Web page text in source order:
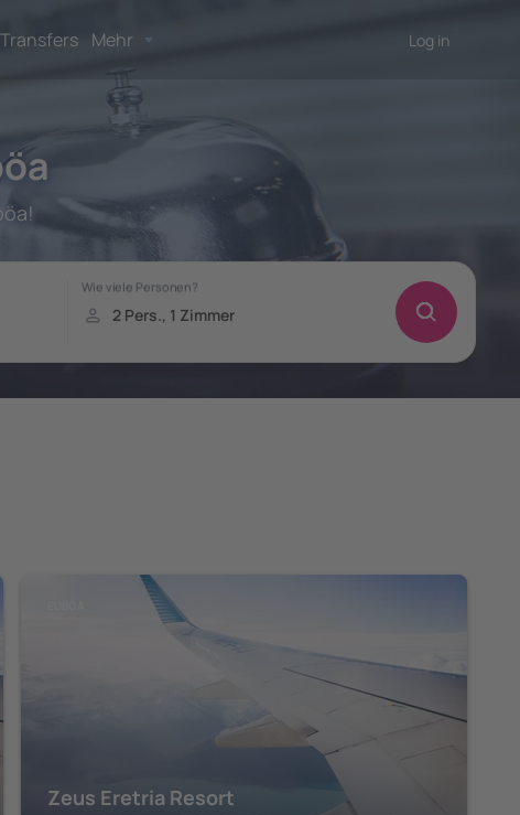
Transfers Mehr Log in
Zeus Eretria Resort